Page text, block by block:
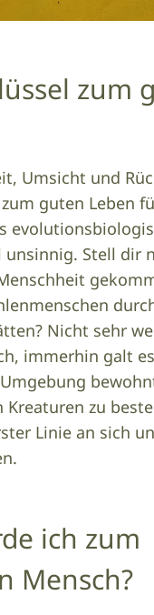
zum
Umsicht und
guten Leben
unsinnig. Stell dir
Nicht sehr
immerhin galt
zu
Linie an sich
ich zum
Mensch?